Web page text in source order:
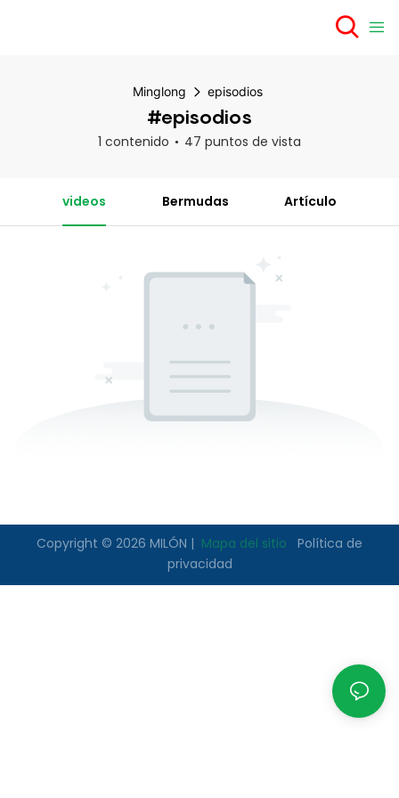
Minglong episodios
#episodios
1 contenido 47 puntos de vista
videos Bermudas Artículo
Copyright © 2026 MILÓN | Mapa del sitio
Política de
privacidad